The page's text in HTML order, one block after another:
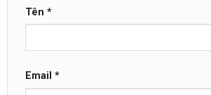
Tên *
Email *